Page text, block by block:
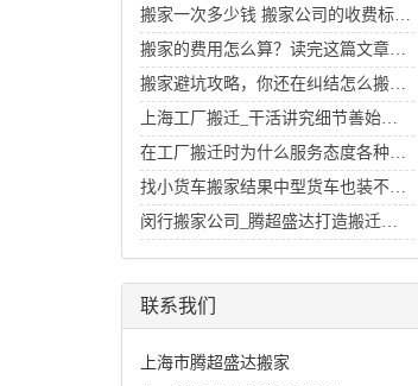
搬家一次多少钱 搬家公司的收费标准价目表_搬家费用价格明细
搬家的费用怎么算？读完这篇文章你就知道了
搬家避坑攻略，你还在纠结怎么搬家好么？
上海工厂搬迁_干活讲究细节善始善终
在工厂搬迁时为什么服务态度各种各样
找小货车搬家结果中型货车也装不下的经历
闵行搬家公司_腾超盛达打造搬迁行业里的招牌
联系我们
上海市腾超盛达搬家